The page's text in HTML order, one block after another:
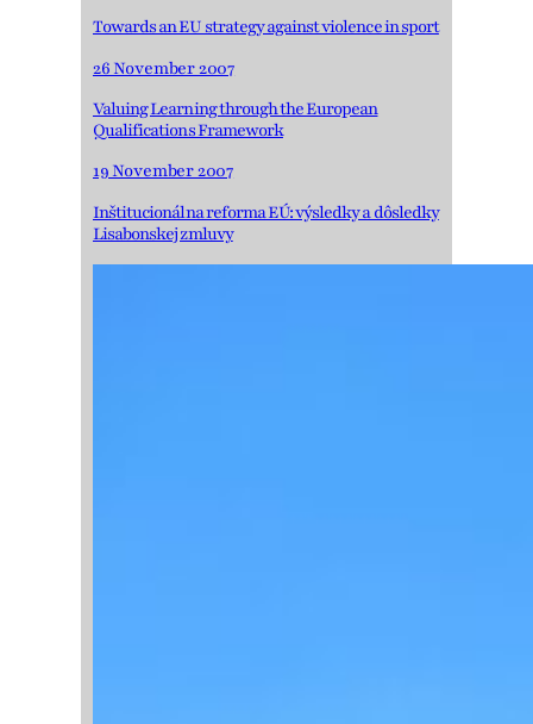
Towards an EU strategy against violence in sport
26 November 2007
Valuing Learning through the European
Qualifications Framework
19 November 2007
Inštitucionálna reforma EÚ: výsledky a dôsledky
Lisabonskej zmluvy